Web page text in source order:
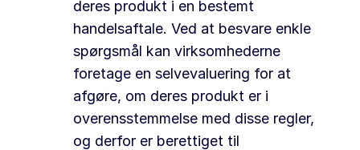
deres produkt i en bestemt
handelsaftale. Ved at besvare enkle
spørgsmål kan virksomhederne
foretage en selvevaluering for at
afgøre, om deres produkt er i
overensstemmelse med disse regler,
og derfor er berettiget til